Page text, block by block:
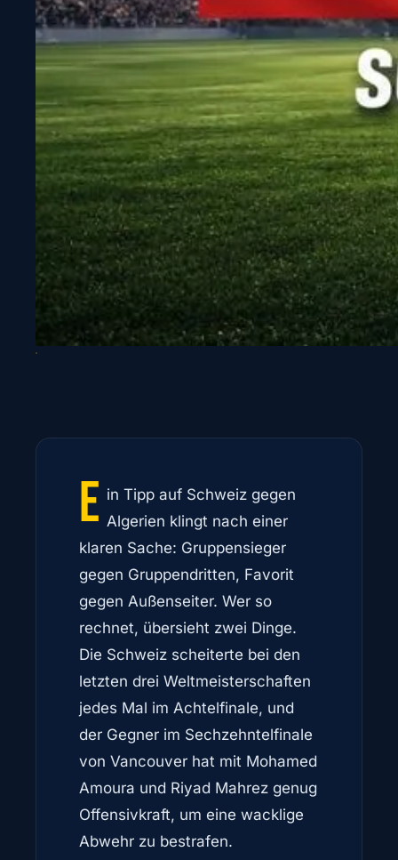
E in Tipp auf Schweiz gegen
Algerien klingt nach einer
klaren Sache: Gruppensieger
gegen Gruppendritten, Favorit
gegen Außenseiter. Wer so
rechnet, übersieht zwei Dinge.
Die Schweiz scheiterte bei den
letzten drei Weltmeisterschaften
jedes Mal im Achtelfinale, und
der Gegner im Sechzehntelfinale
von Vancouver hat mit Mohamed
Amoura und Riyad Mahrez genug
Offensivkraft, um eine wacklige
Abwehr zu bestrafen.